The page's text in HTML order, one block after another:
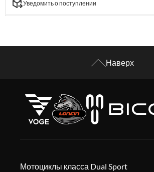
Уведомить о поступлении
Наверх
Мотоциклы класса Dual Sport